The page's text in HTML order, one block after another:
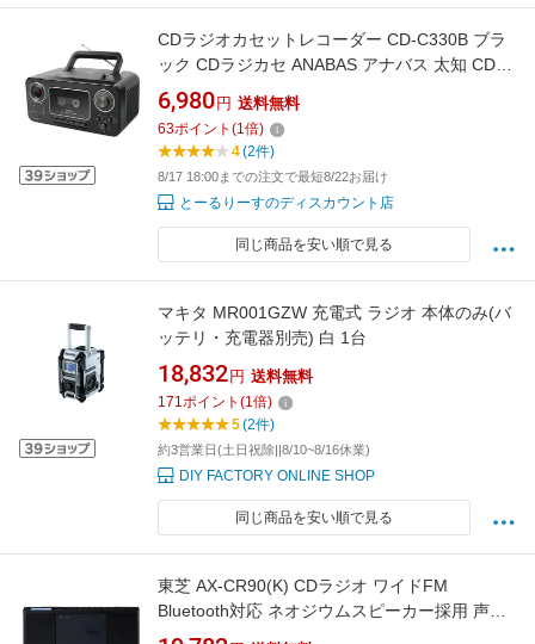
CDラジオカセットレコーダー CD-C330B ブラ
ック CDラジカセ ANABAS アナバス 太知 CD再
生 カセットテープ ワイドFM スピーカー内蔵
AC電源/乾電池
6,980 円 送料無料
63ポイント (1倍)
4(2件)
8/17 18:00までの注文で最短8/22お届け
とーるりーすのディスカウント店
同じ商品を安い順で見る
マキタ MR001GZW 充電式 ラジオ 本体のみ(バ
ッテリ・充電器別売) 白 1台
18,832 円 送料無料
171ポイント (1倍)
5(2件)
約3営業日(土日祝除||8/10~8/16休業)
DIY FACTORY ONLINE SHOP
同じ商品を安い順で見る
東芝 AX-CR90(K) CDラジオ ワイドFM
Bluetooth対応 ネオジウムスピーカー採用 声く
っきり機能搭載 ブラック